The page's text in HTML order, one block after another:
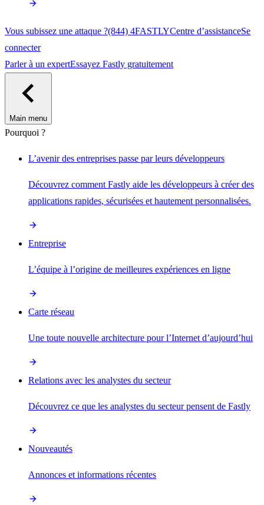
Vous subissez une attaque ?(844) 4FASTLYCentre d’assistanceSe
connecter
Parler à un expertEssayez Fastly gratuitement
Main menu
Pourquoi ?
L’avenir des entreprises passe par leurs développeurs
Découvrez comment Fastly aide les développeurs à créer des
applications rapides, sécurisées et hautement personnalisées.
Entreprise
L’équipe à l’origine de meilleures expériences en ligne
Carte réseau
Une toute nouvelle architecture pour l’Internet d’aujourd’hui
Relations avec les analystes du secteur
Découvrez ce que les analystes du secteur pensent de Fastly
Nouveautés
Annonces et informations récentes